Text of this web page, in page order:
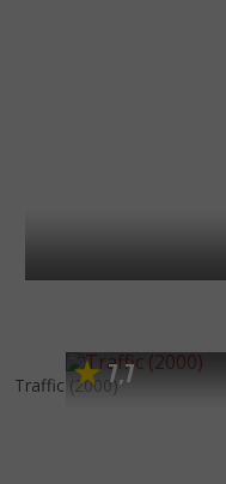
7,7
Traffic (2000)